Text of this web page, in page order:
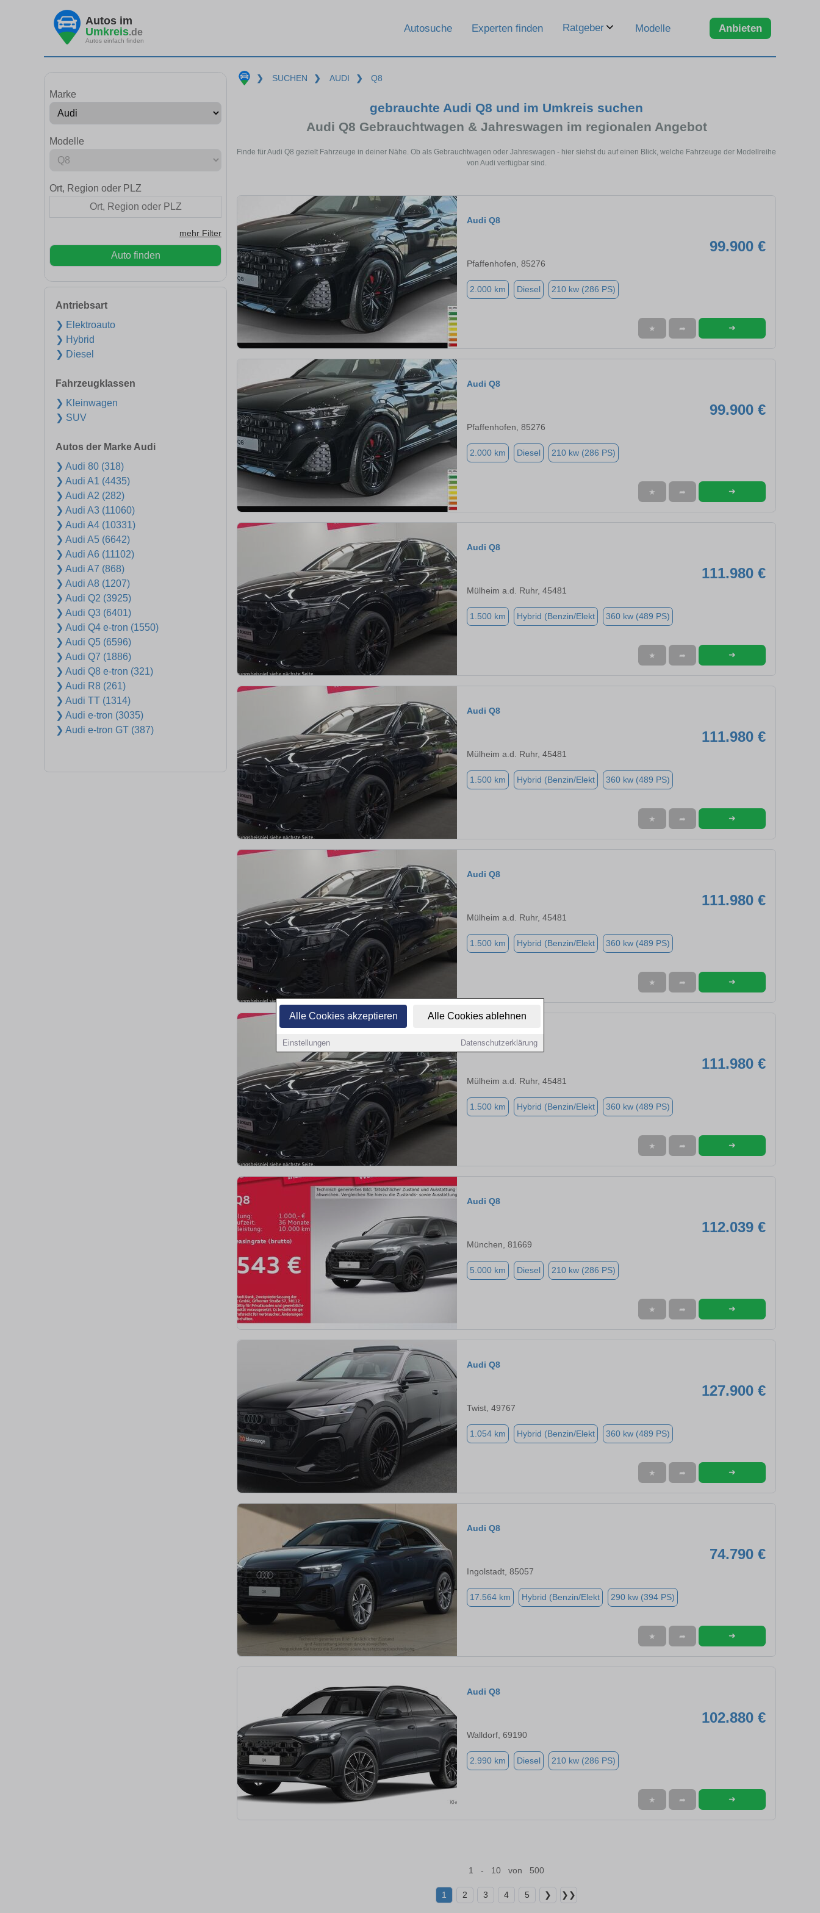
Alle Cookies akzeptieren Alle Cookies ablehnen
Einstellungen Datenschutzerklärung
Autos im
Umkreis.de
Autos einfach finden
Autosuche Experten finden Ratgeber Modelle Anbieten
Marke
Modelle
Ort, Region oder PLZ
mehr Filter
Auto finden
Antriebsart
❯ Elektroauto
❯ Hybrid
❯ Diesel
Fahrzeugklassen
❯ Kleinwagen
❯ SUV
Autos der Marke Audi
❯ Audi 80 (318)
❯ Audi A1 (4435)
❯ Audi A2 (282)
❯ Audi A3 (11060)
❯ Audi A4 (10331)
❯ Audi A5 (6642)
❯ Audi A6 (11102)
❯ Audi A7 (868)
❯ Audi A8 (1207)
❯ Audi Q2 (3925)
❯ Audi Q3 (6401)
❯ Audi Q4 e-tron (1550)
❯ Audi Q5 (6596)
❯ Audi Q7 (1886)
❯ Audi Q8 e-tron (321)
❯ Audi R8 (261)
❯ Audi TT (1314)
❯ Audi e-tron (3035)
❯ Audi e-tron GT (387)
❯ SUCHEN ❯ AUDI ❯ Q8
gebrauchte Audi Q8 und im Umkreis suchen
Audi Q8 Gebrauchtwagen & Jahreswagen im regionalen Angebot
Finde für Audi Q8 gezielt Fahrzeuge in deiner Nähe. Ob als Gebrauchtwagen oder Jahreswagen - hier siehst du auf einen Blick, welche Fahrzeuge der Modellreihe
von Audi verfügbar sind.
Audi Q8
99.900 €
Pfaffenhofen, 85276
2.000 km Diesel 210 kw (286 PS)
★ ➦ ➜
Audi Q8
99.900 €
Pfaffenhofen, 85276
2.000 km Diesel 210 kw (286 PS)
★ ➦ ➜
Audi Q8
111.980 €
Mülheim a.d. Ruhr, 45481
1.500 km Hybrid (Benzin/Elekt 360 kw (489 PS)
★ ➦ ➜
Audi Q8
111.980 €
Mülheim a.d. Ruhr, 45481
1.500 km Hybrid (Benzin/Elekt 360 kw (489 PS)
★ ➦ ➜
Audi Q8
111.980 €
Mülheim a.d. Ruhr, 45481
1.500 km Hybrid (Benzin/Elekt 360 kw (489 PS)
★ ➦ ➜
Audi Q8
111.980 €
Mülheim a.d. Ruhr, 45481
1.500 km Hybrid (Benzin/Elekt 360 kw (489 PS)
★ ➦ ➜
Audi Q8
112.039 €
München, 81669
5.000 km Diesel 210 kw (286 PS)
★ ➦ ➜
Audi Q8
127.900 €
Twist, 49767
1.054 km Hybrid (Benzin/Elekt 360 kw (489 PS)
★ ➦ ➜
Audi Q8
74.790 €
Ingolstadt, 85057
17.564 km Hybrid (Benzin/Elekt 290 kw (394 PS)
★ ➦ ➜
Audi Q8
102.880 €
Walldorf, 69190
2.990 km Diesel 210 kw (286 PS)
★ ➦ ➜
1 - 10 von 500
1 2 3 4 5 ❯ ❯❯